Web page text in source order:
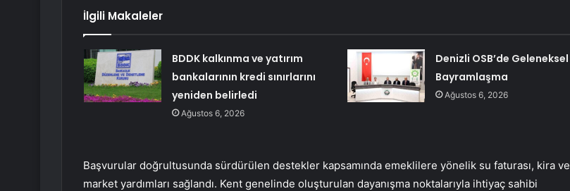
İlgili Makaleler
BDDK kalkınma ve yatırım
bankalarının kredi sınırlarını
yeniden belirledi
Ağustos 6, 2026
Denizli OSB’de Geleneksel
Bayramlaşma
Ağustos 6, 2026
Başvurular doğrultusunda sürdürülen destekler kapsamında emeklilere yönelik su faturası, kira ve
market yardımları sağlandı. Kent genelinde oluşturulan dayanışma noktalarıyla ihtiyaç sahibi